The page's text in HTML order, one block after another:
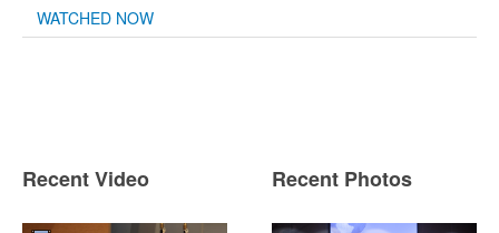
WATCHED NOW
Recent Video Recent Photos